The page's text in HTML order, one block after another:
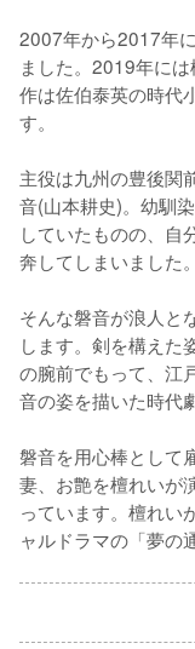
2007年から2017年
ました。2019年に
作は佐伯泰英の時代
す。
主役は九州の豊後関
音(山本耕史)。幼馴
していたものの、自
奔してしまいました。
そんな磐音が浪人と
します。剣を構えた
の腕前でもって、江
音の姿を描いた時代
磐音を用心棒として
妻、お艶を檀れいが
っています。檀れい
ャルドラマの「夢の